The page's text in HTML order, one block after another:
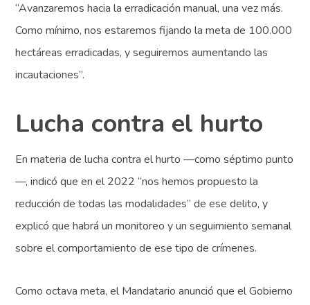
“Avanzaremos hacia la erradicación manual, una vez más.
Como mínimo, nos estaremos fijando la meta de 100.000
hectáreas erradicadas, y seguiremos aumentando las
incautaciones”.
Lucha contra el hurto
En materia de lucha contra el hurto —como séptimo punto
—, indicó que en el 2022 “nos hemos propuesto la
reducción de todas las modalidades” de ese delito, y
explicó que habrá un monitoreo y un seguimiento semanal
sobre el comportamiento de ese tipo de crímenes.
Como octava meta, el Mandatario anunció que el Gobierno